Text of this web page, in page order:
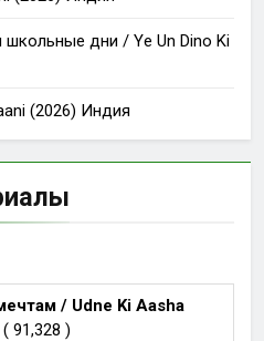
дни / Ye Un Dino Ki
(2026) Индия
/ Udne Ki Aasha
( 91,328 )